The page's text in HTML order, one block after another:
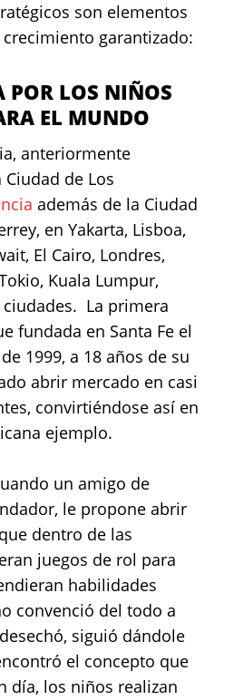
son elementos
garantizado:
POR LOS NIÑOS
EL MUNDO
anteriormente
de Los
además de la Ciudad
en Yakarta, Lisboa,
El Cairo, Londres,
Kuala Lumpur,
La primera
fundada en Santa Fe el
1999, a 18 años de su
abrir mercado en casi
convirtiéndose así en
ejemplo.
un amigo de
le propone abrir
dentro de las
juegos de rol para
habilidades
convenció del todo a
siguió dándole
el concepto que
día, los niños realizan